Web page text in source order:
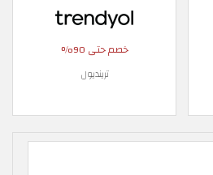
خصم حتى 90%
ترينديول